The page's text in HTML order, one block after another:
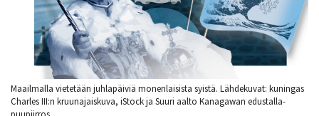
Maailmalla vietetään juhlapäiviä monenlaisista syistä. Lähdekuvat: kuningas
Charles III:n kruunajaiskuva, iStock ja Suuri aalto Kanagawan edustalla-